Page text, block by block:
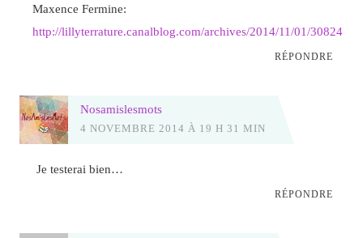
Maxence Fermine:
http://lillyterrature.canalblog.com/archives/2014/11/01/
RÉPONDRE
Nosamislesmots
4 NOVEMBRE 2014 À 19 H 31 MIN
Je testerai bien…
RÉPONDRE